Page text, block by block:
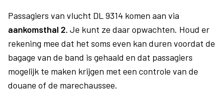
Passagiers van vlucht DL 9314 komen aan via
aankomsthal 2. Je kunt ze daar opwachten. Houd er
rekening mee dat het soms even kan duren voordat de
bagage van de band is gehaald en dat passagiers
mogelijk te maken krijgen met een controle van de
douane of de marechaussee.